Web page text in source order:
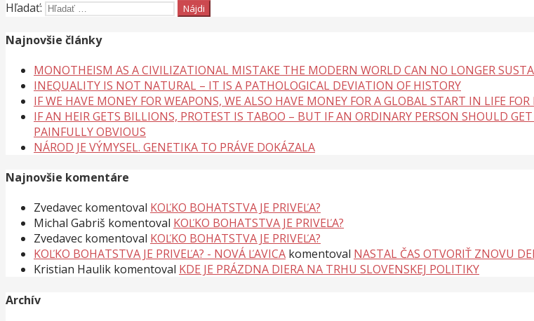
Hľadať:
Najnovšie články
MONOTHEISM AS A CIVILIZATIONAL MISTAKE THE MODERN WORLD CAN NO LONGER
INEQUALITY IS NOT NATURAL – IT IS A PATHOLOGICAL DEVIATION OF HISTORY
IF WE HAVE MONEY FOR WEAPONS, WE ALSO HAVE MONEY FOR A GLOBAL START IN LIFE FOR
IF AN HEIR GETS BILLIONS, PROTEST IS TABOO – BUT IF AN ORDINARY PERSON SHOULD
PAINFULLY OBVIOUS
NÁROD JE VÝMYSEL. GENETIKA TO PRÁVE DOKÁZALA
Najnovšie komentáre
Zvedavec komentoval KOĽKO BOHATSTVA JE PRIVEĽA?
Michal Gabriš komentoval KOĽKO BOHATSTVA JE PRIVEĽA?
Zvedavec komentoval KOĽKO BOHATSTVA JE PRIVEĽA?
KOĽKO BOHATSTVA JE PRIVEĽA? - NOVÁ ĽAVICA komentoval NASTAL ČAS OTVORIŤ ZNOVU
Kristian Haulik komentoval KDE JE PRÁZDNA DIERA NA TRHU SLOVENSKEJ POLITIKY
Archív